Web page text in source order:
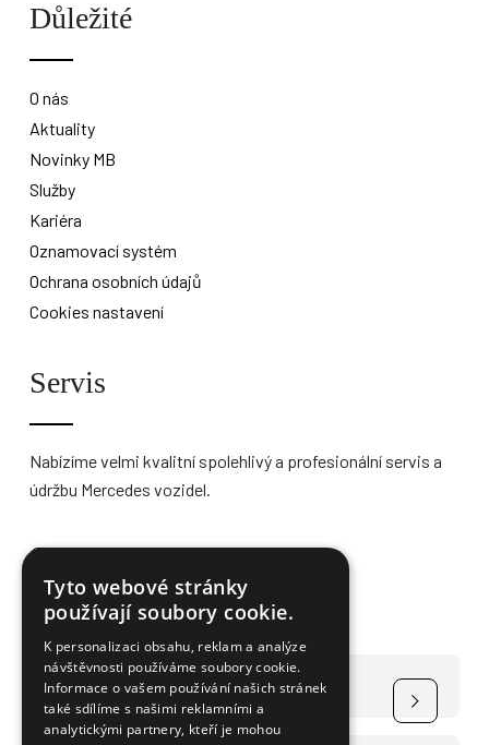
Důležité
O nás
Aktuality
Novinky MB
Služby
Kariéra
Oznamovací systém
Ochrana osobních údajů
Cookies nastavení
Servis
Nabízíme velmi kvalitní spolehlivý a profesionální servis a
údržbu Mercedes vozidel.
Čerpání dotace na elektromobily
Tyto webové stránky
používají soubory cookie.
K personalizaci obsahu, reklam a analýze
návštěvnosti používáme soubory cookie.
Informace o vašem používání našich stránek
také sdílíme s našimi reklamními a
analytickými partnery, kteří je mohou